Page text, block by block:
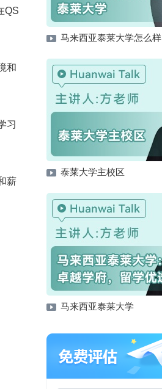
QS
和
习
薪
马来西亚泰莱大学怎么样
泰莱大学主校区
马来西亚泰莱大学